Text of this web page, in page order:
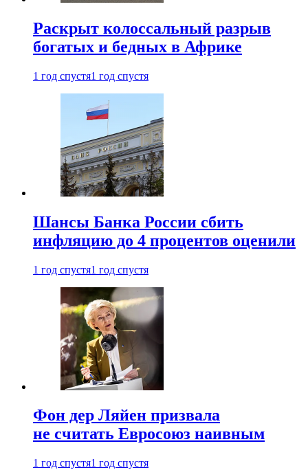
Раскрыт колоссальный разрыв
богатых и бедных в Африке
1 год спустя1 год спустя
Шансы Банка России сбить
инфляцию до 4 процентов оценили
1 год спустя1 год спустя
Фон дер Ляйен призвала
не считать Евросоюз наивным
1 год спустя1 год спустя